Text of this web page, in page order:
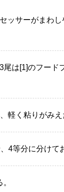
ッサーがまわ
尾は[1]のフー
軽く粘りがみえ
4等分に分けて